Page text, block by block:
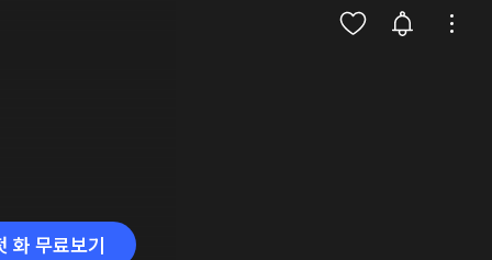
화 무료보기